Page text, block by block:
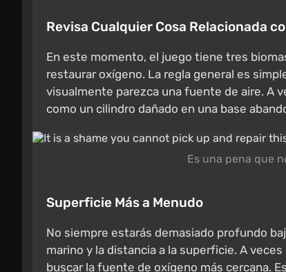
Revisa Cualquier Cosa Relacionada
En este momento, el juego tiene tres
restaurar oxígeno. La regla general es
visualmente parezca una fuente de aire. A
como un cilindro dañado en una base
Es una pena que
Superficie Más a Menudo
No siempre estarás demasiado profundo
marino y la distancia a la superficie. A
buscar la fuente de oxígeno más cercana.